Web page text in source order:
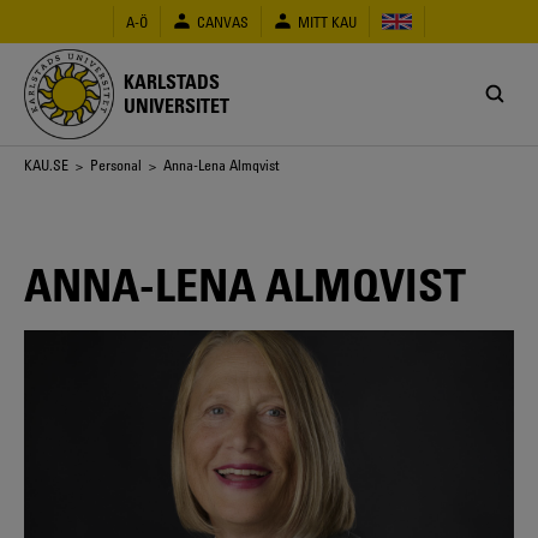
huvudinnehåll
A-Ö CANVAS MITT KAU
KARLSTADS
UNIVERSITET
Länkstig
KAU.SE > Personal > Anna-Lena Almqvist
ANNA-LENA ALMQVIST